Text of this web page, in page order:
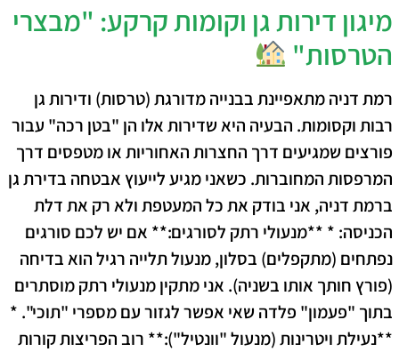
מיגון דירות גן וקומות קרקע: "מבצרי
הטרסות"
רמת דניה מתאפיינת בבנייה מדורגת (טרסות) ודירות גן
רבות וקסומות. הבעיה היא שדירות אלו הן "בטן רכה" עבור
פורצים שמגיעים דרך החצרות האחוריות או מטפסים דרך
המרפסות המחוברות. כשאני מגיע לייעוץ אבטחה בדירת גן
ברמת דניה, אני בודק את כל המעטפת ולא רק את דלת
הכניסה: * **מנעולי רתק לסורגים:** אם יש לכם סורגים
נפתחים (מתקפלים) בסלון, מנעול תלייה רגיל הוא בדיחה
(פורץ חותך אותו בשניה). אני מתקין מנעולי רתק מוסתרים
בתוך "פעמון" פלדה שאי אפשר לגזור עם מספרי "תוכי". *
**נעילת ויטרינות (מנעול "וונטיל"):** רוב הפריצות קורות